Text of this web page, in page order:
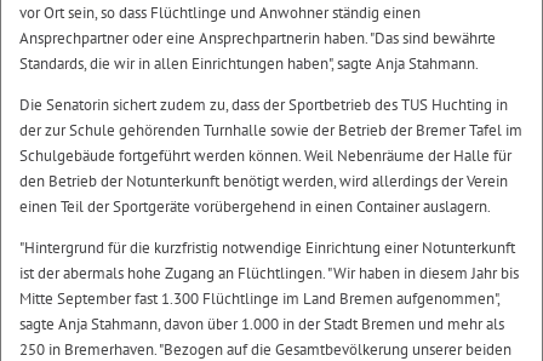
vor Ort sein, so dass Flüchtlinge und Anwohner ständig einen
Ansprechpartner oder eine Ansprechpartnerin haben. "Das sind bewährte
Standards, die wir in allen Einrichtungen haben", sagte Anja Stahmann.
Die Senatorin sichert zudem zu, dass der Sportbetrieb des TUS Huchting in
der zur Schule gehörenden Turnhalle sowie der Betrieb der Bremer Tafel im
Schulgebäude fortgeführt werden können. Weil Nebenräume der Halle für
den Betrieb der Notunterkunft benötigt werden, wird allerdings der Verein
einen Teil der Sportgeräte vorübergehend in einen Container auslagern.
"Hintergrund für die kurzfristig notwendige Einrichtung einer Notunterkunft
ist der abermals hohe Zugang an Flüchtlingen. "Wir haben in diesem Jahr bis
Mitte September fast 1.300 Flüchtlinge im Land Bremen aufgenommen",
sagte Anja Stahmann, davon über 1.000 in der Stadt Bremen und mehr als
250 in Bremerhaven. "Bezogen auf die Gesamtbevölkerung unserer beiden